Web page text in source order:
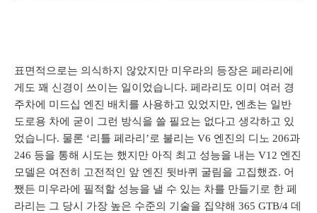
표면적으로는 의식하지 않았지만 미우라의 등장은 페라리에
게도 꽤 신경이 쓰이는 일이었습니다. 페라리도 이미 여러 경
주차에 미드십 엔진 배치를 사용하고 있었지만, 엔초는 일반
도로용 차에 굳이 그런 방식을 쓸 필요는 없다고 생각하고 있
었습니다. 물론 ‘리틀 페라리’로 불리는 V6 엔진의 디노 206과
246 등을 통해 시도는 했지만 아직 최고 성능을 내는 V12 엔진
모델은 여전히 고전적인 앞 엔진 뒷바퀴 굴림을 고집했죠. 어
쨌든 미우라에 필적할 성능을 낼 수 있는 차를 만들기로 한 페
라리는 그 당시 가장 높은 수준의 기술을 집약해 365 GTB/4 데